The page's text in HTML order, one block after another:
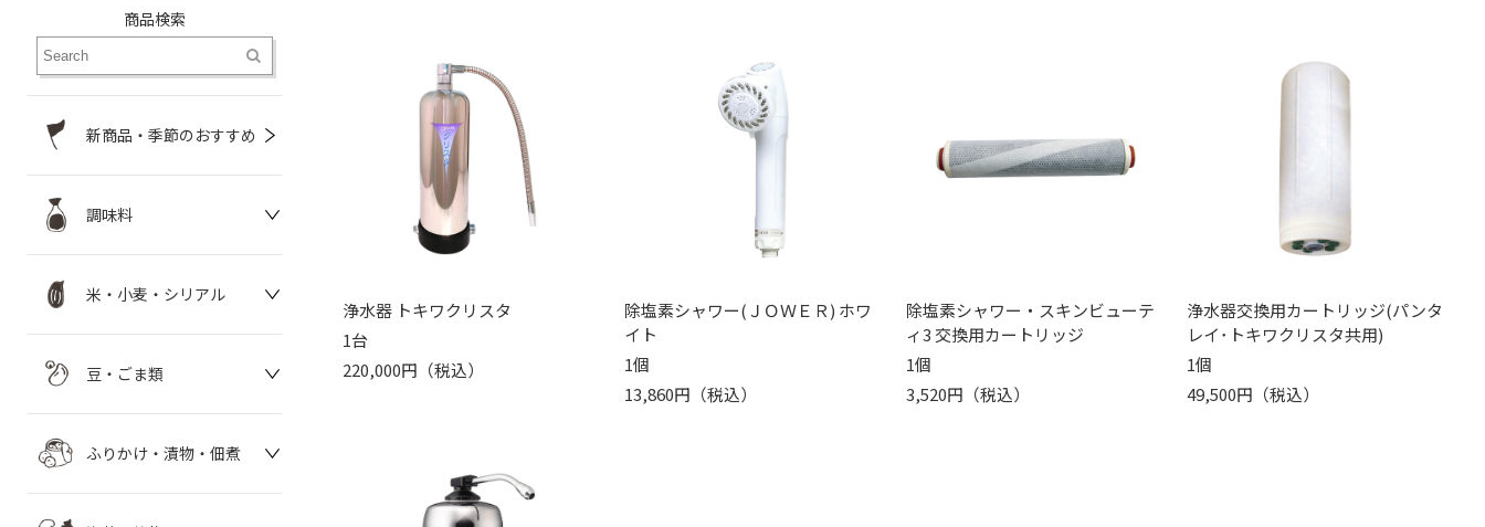
商品検索
新商品・季節のおすすめ
調味料
米・小麦・シリアル
豆・ごま類
ふりかけ・漬物・佃煮
浄水器 トキワクリスタ
1台
220,000円（税込）
除塩素シャワー(ＪＯＷＥＲ) ホワ
イト
1個
13,860円（税込）
除塩素シャワー・スキンビューテ
ィ3 交換用カートリッジ
1個
3,520円（税込）
浄水器交換用カートリッジ(パンタ
レイ･トキワクリスタ共用)
1個
49,500円（税込）